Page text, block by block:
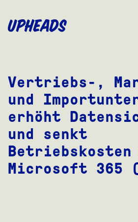
SPRINGEN
Vertriebs-,
und
erhöht
und senkt
Microsoft 365